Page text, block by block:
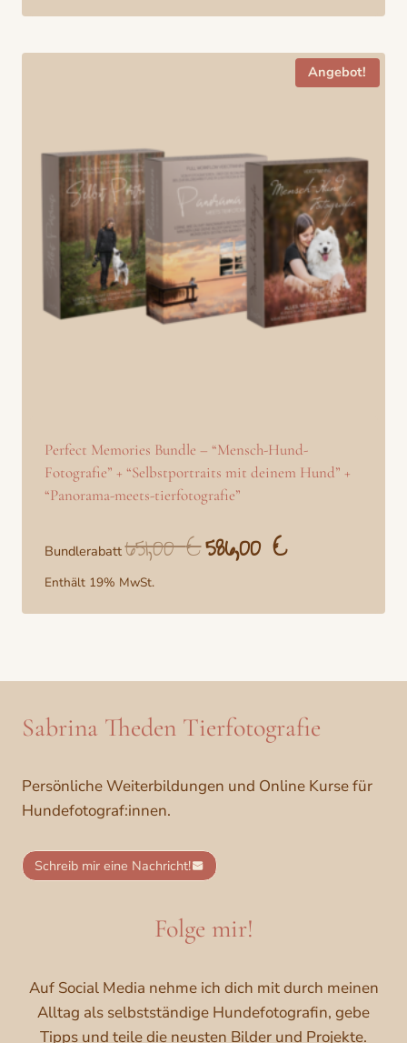
Angebot!
Perfect Memories Bundle – “Mensch-Hund-
Fotografie” + “Selbstportraits mit deinem Hund” +
“Panorama-meets-tierfotografie”
Bundlerabatt 651,00€ Ursprünglicher
Preis
586,00 €Preis
Enthält 19% MwSt.
Sabrina Theden Tierfotografie
Persönliche Weiterbildungen und Online Kurse für
Hundefotograf:innen.
Schreib mir eine Nachricht!
Folge mir!
Auf Social Media nehme ich dich mit durch meinen
Alltag als selbstständige Hundefotografin, gebe
Tipps und teile die neusten Bilder und Projekte.